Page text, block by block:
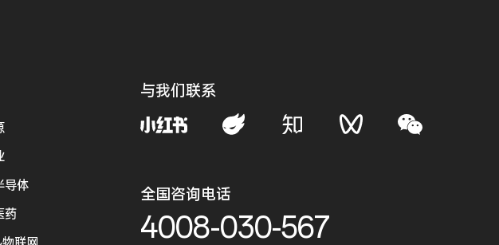
导体
药
与我们联系
全国咨询电话
4008-030-567